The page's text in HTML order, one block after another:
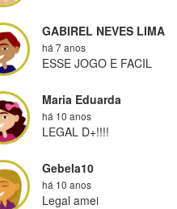
GABIREL NEVES LIMA
há 7 anos
ESSE JOGO E FACIL
Maria Eduarda
há 10 anos
LEGAL D+!!!!
Gebela10
há 10 anos
Legal amei